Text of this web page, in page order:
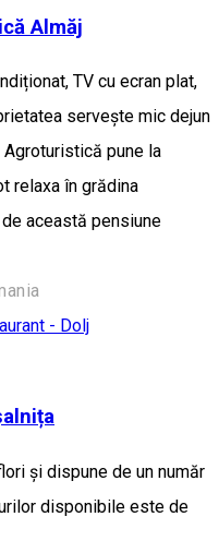
Almăj
TV cu ecran plat,
servește mic dejun
pune la
relaxa în grădina
această pensiune
- Dolj
și dispune de un număr
disponibile este de